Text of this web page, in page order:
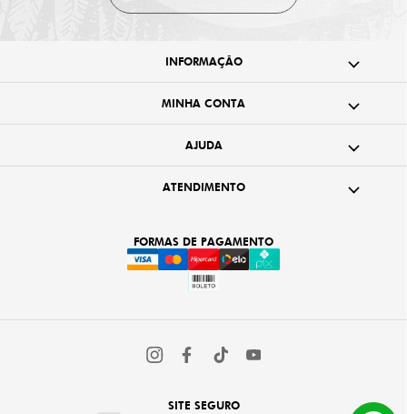
INFORMAÇÃO
MINHA CONTA
AJUDA
ATENDIMENTO
FORMAS DE PAGAMENTO
SITE SEGURO